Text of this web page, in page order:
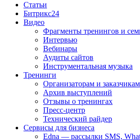
Статьи
Битрикс24
Видео
Фрагменты тренингов и
Интервью
Вебинары
Аудиты сайтов
Инструментальная музыка
Тренинги
Организаторам и заказчикам
Архив выступлений
Отзывы о тренингах
Пресс-центр
Технический райдер
Сервисы для бизнеса
Edna — рассылки SMS,